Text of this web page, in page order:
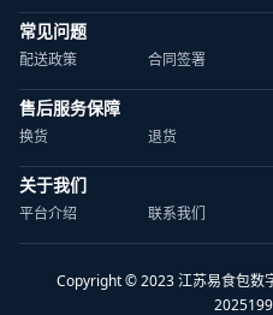
常见问题
配送政策 合同签署
售后服务保障
换货 退货
关于我们
平台介绍 联系我们
Copyright © 2023 江苏易食包数